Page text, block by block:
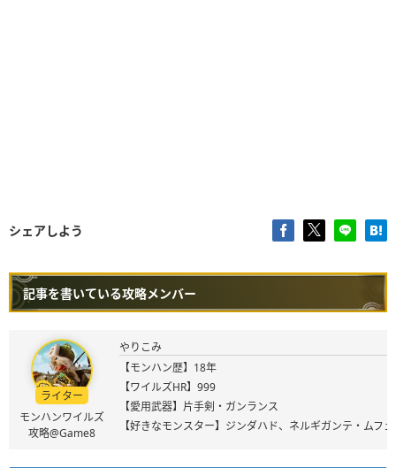
シェアしよう
記事を書いている攻略メンバー
ライター
モンハンワイルズ
攻略@Game8
やりこみ
【モンハン歴】18年
【ワイルズHR】999
【愛用武器】片手剣・ガンランス
【好きなモンスター】ジンダハド、ネルギガンテ・ムフ